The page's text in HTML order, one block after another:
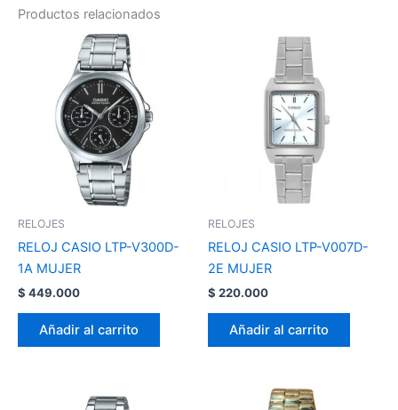
Productos relacionados
RELOJES
RELOJ CASIO LTP-V300D-
1A MUJER
$ 449.000
Añadir al carrito
RELOJES
RELOJ CASIO LTP-V007D-
2E MUJER
$ 220.000
Añadir al carrito